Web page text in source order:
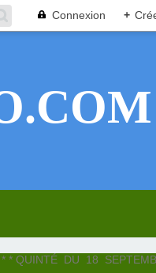
Connexion +